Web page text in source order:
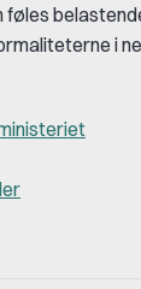
føles
i